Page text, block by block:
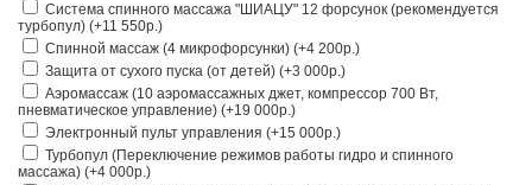
Система спинного массажа "ШИАЦУ" 12 форсунок (рекомендуется
турбопул) (+11 550р.)
Спинной массаж (4 микрофорсунки) (+4 200р.)
Защита от сухого пуска (от детей) (+3 000р.)
Аэромассаж (10 аэромассажных джет, компрессор 700 Вт,
пневматическое управление) (+19 000р.)
Электронный пульт управления (+15 000р.)
Турбопул (Переключение режимов работы гидро и спинного
массажа) (+4 000р.)